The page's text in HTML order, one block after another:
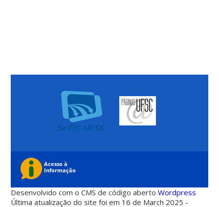
Desenvolvido com o CMS de código abertoWordpress
Última atualização do site foi em 16 de March 2025 -